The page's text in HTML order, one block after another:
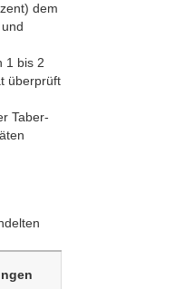
dem
1 bis 2
überprüft
Taber-